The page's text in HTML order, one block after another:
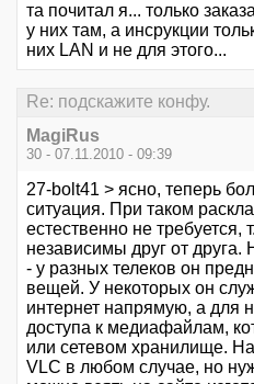
та почитал я... только
у них там, а инсрукции
них LAN и не для этого...
Re: подскажите конфу.
MagiRus
30 - 07.11.2010 - 09:39
27-bolt41 > ясно, теперь
ситуация. При таком
естественно не требуется,
независимы друг от друга.
- у разных телеков он
вещей. У некоторых он
интернет напрямую, а для
доступа к медиафайлам,
или сетевом хранилище.
VLC в любом случае, но